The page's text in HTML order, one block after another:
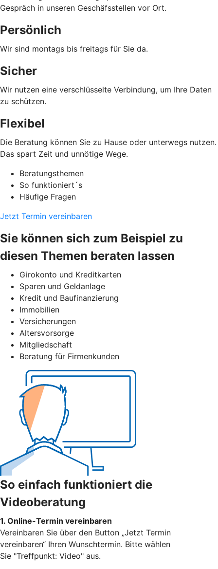
Gespräch in unseren Geschäfsstellen vor Ort.
Persönlich
Wir sind montags bis freitags für Sie da.
Sicher
Wir nutzen eine verschlüsselte Verbindung, um Ihre Daten
zu schützen.
Flexibel
Die Beratung können Sie zu Hause oder unterwegs nutzen.
Das spart Zeit und unnötige Wege.
Beratungsthemen
So funktioniert´s
Häufige Fragen
Jetzt Termin vereinbaren
Sie können sich zum Beispiel zu
diesen Themen beraten lassen
Girokonto und Kreditkarten
Sparen und Geldanlage
Kredit und Baufinanzierung
Immobilien
Versicherungen
Altersvorsorge
Mitgliedschaft
Beratung für Firmenkunden
So einfach funktioniert die
Videoberatung
1. Online-Termin vereinbaren
Vereinbaren Sie über den Button „Jetzt Termin
vereinbaren“ Ihren Wunschtermin. Bitte wählen
Sie "Treffpunkt: Video" aus.